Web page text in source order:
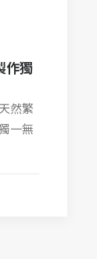
作獨
然繁
一無